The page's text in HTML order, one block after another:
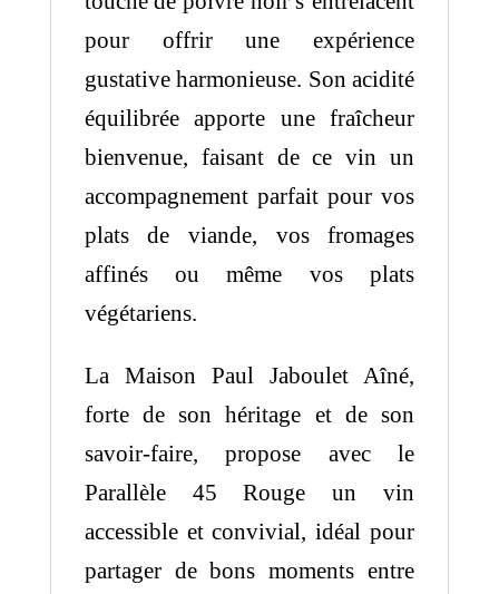
pour offrir une expérience
gustative harmonieuse. Son acidité
équilibrée apporte une fraîcheur
bienvenue, faisant de ce vin un
accompagnement parfait pour vos
plats de viande, vos fromages
affinés ou même vos plats
végétariens.
La Maison Paul Jaboulet Aîné,
forte de son héritage et de son
savoir-faire, propose avec le
Parallèle 45 Rouge un vin
accessible et convivial, idéal pour
partager de bons moments entre